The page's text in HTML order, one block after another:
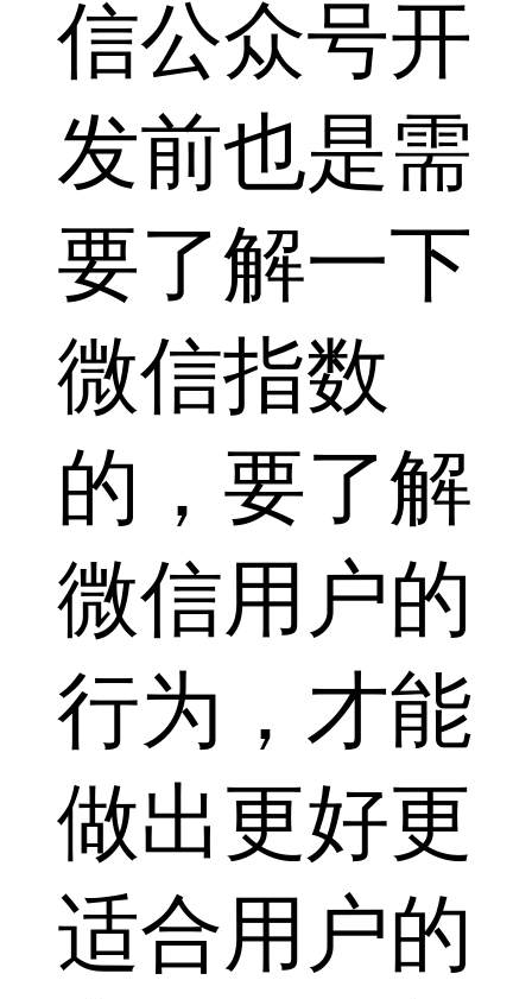
信公众号开
发前也是需
要了解一下
微信指数
的，要了解
微信用户的
行为，才能
做出更好更
适合用户的